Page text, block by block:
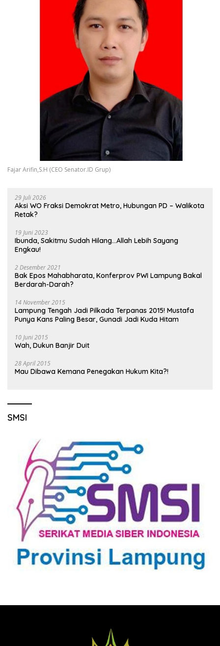
Fajar Arifin,S.H (CEO Senator.ID Grup)
29 Juli 2026
Aksi WO Fraksi Demokrat Metro, Hubungan PD – Walikota
Retak?
19 Juni 2023
Ibunda, Sakitmu Sudah Hilang…Allah Lebih Sayang
Engkau!
2 Desember 2021
Bak Epos Mahabharata, Konferprov PWI Lampung Bakal
Berdarah-Darah?
14 November 2015
Lampung Tengah Jadi Pilkada Terpanas 2015! Mustafa
Punya Kans Paling Besar, Gunadi Jadi Kuda Hitam
10 Juni 2015
Wah, Dukun Banjir Duit
28 April 2015
Mau Dibawa Kemana Penegakan Hukum Kita?!
SMSI